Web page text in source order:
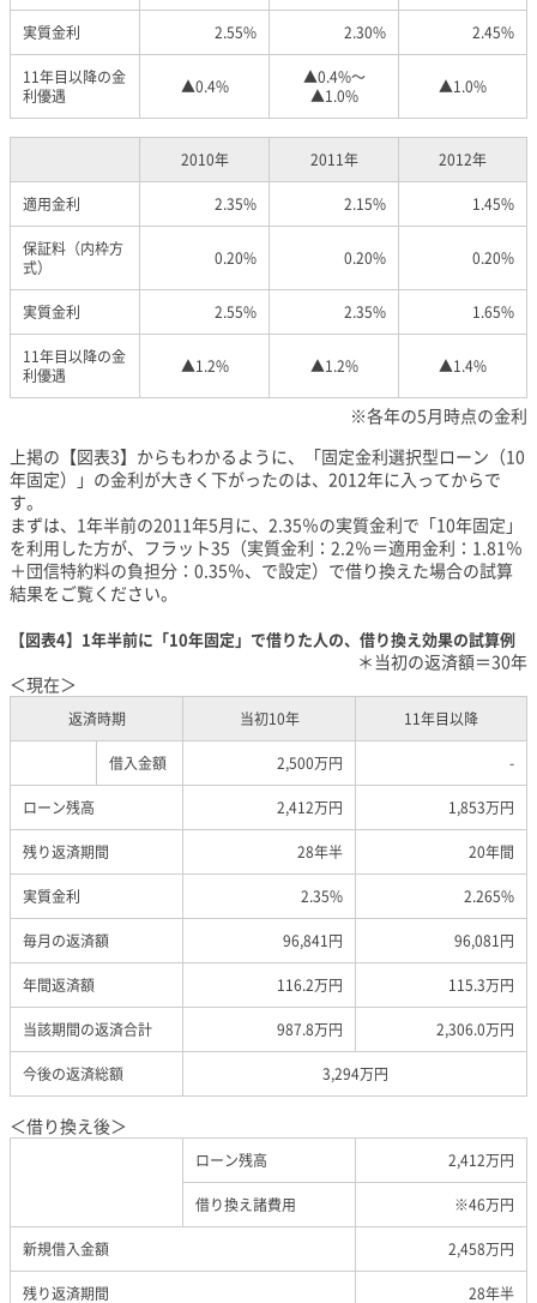
実質金利 2.55% 2.30% 2.45%
11年目以降の金
利優遇
▲0.4%
▲0.4%～
▲1.0%
▲1.0%
2010年 2011年 2012年
適用金利 2.35% 2.15% 1.45%
保証料（内枠方
式）
0.20% 0.20% 0.20%
実質金利 2.55% 2.35% 1.65%
11年目以降の金
利優遇
▲1.2% ▲1.2% ▲1.4%
※各年の5月時点の金利
上掲の【図表3】からもわかるように、「固定金利選択型ローン（10
年固定）」の金利が大きく下がったのは、2012年に入ってからで
す。
まずは、1年半前の2011年5月に、2.35％の実質金利で「10年固定」
を利用した方が、フラット35（実質金利：2.2％＝適用金利：1.81％
＋団信特約料の負担分：0.35％、で設定）で借り換えた場合の試算
結果をご覧ください。
【図表4】1年半前に「10年固定」で借りた人の、借り換え効果の試算例
＊当初の返済額＝30年
＜現在＞
返済時期 当初10年 11年目以降
借入金額 2,500万円 -
ローン残高 2,412万円 1,853万円
残り返済期間 28年半 20年間
実質金利 2.35% 2.265%
毎月の返済額 96,841円 96,081円
年間返済額 116.2万円 115.3万円
当該期間の返済合計 987.8万円 2,306.0万円
今後の返済総額 3,294万円
＜借り換え後＞
ローン残高 2,412万円
借り換え諸費用 ※46万円
新規借入金額 2,458万円
残り返済期間 28年半